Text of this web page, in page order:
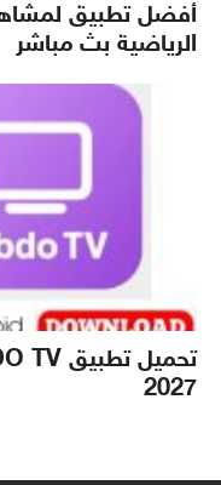
أفضل تطبيق
الرياضية بث مباشر
2027